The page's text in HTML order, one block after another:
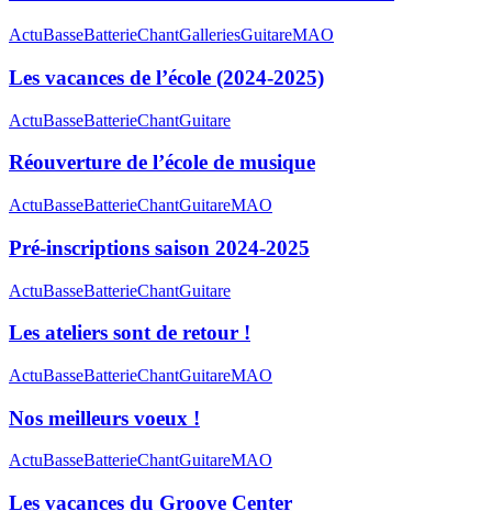
ActuBasseBatterieChantGalleriesGuitareMAO
Les vacances de l’école (2024-2025)
ActuBasseBatterieChantGuitare
Réouverture de l’école de musique
ActuBasseBatterieChantGuitareMAO
Pré-inscriptions saison 2024-2025
ActuBasseBatterieChantGuitare
Les ateliers sont de retour !
ActuBasseBatterieChantGuitareMAO
Nos meilleurs voeux !
ActuBasseBatterieChantGuitareMAO
Les vacances du Groove Center